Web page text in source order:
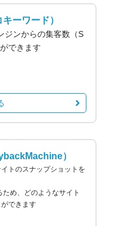
ーワード）
ジンからの集客数（S
できます
）
トのスナップショットを
め、どのようなサイト
できます